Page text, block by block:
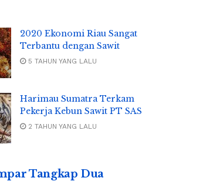
2020 Ekonomi Riau Sangat
Terbantu dengan Sawit
5 TAHUN YANG LALU
Harimau Sumatra Terkam
Pekerja Kebun Sawit PT SAS
2 TAHUN YANG LALU
Tangkap Dua